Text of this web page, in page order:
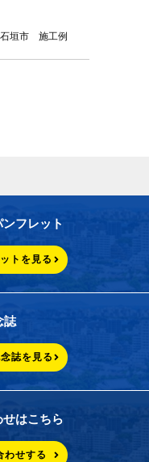
垣市 施工例
フレット
トを見る
誌
誌を見る
はこちら
わせする